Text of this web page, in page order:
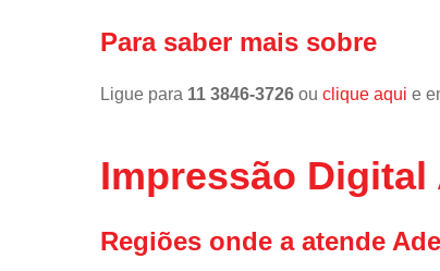
Para saber mais sobre
Ligue para 11 3846-3726 ou clique aqui e
Impressão
Regiões onde a atende